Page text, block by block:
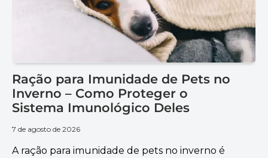
Ração para Imunidade de Pets no
Inverno – Como Proteger o
Sistema Imunológico Deles
7 de agosto de 2026
A ração para imunidade de pets no inverno é